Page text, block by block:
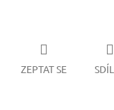
ZEPTAT SE